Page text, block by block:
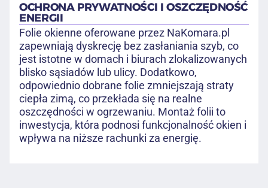
OCHRONA PRYWATNOŚCI I OSZCZĘDNOŚĆ
ENERGII
Folie okienne oferowane przez NaKomara.pl
zapewniają dyskrecję bez zasłaniania szyb, co
jest istotne w domach i biurach zlokalizowanych
blisko sąsiadów lub ulicy. Dodatkowo,
odpowiednio dobrane folie zmniejszają straty
ciepła zimą, co przekłada się na realne
oszczędności w ogrzewaniu. Montaż folii to
inwestycja, która podnosi funkcjonalność okien i
wpływa na niższe rachunki za energię.